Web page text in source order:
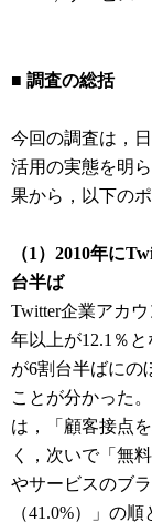
■ 調査の総括
今回の調査は，
活用の実態を明
果から，以下の
（1）2010年に
台半ば
Twitter企業アカ
年以上が12.1％
が6割台半ばにの
ことが分かった
は，「顧客接点
く，次いで「無
やサービスのブ
（41.0%）」の順